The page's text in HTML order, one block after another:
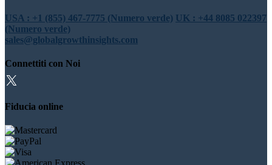
USA : +1 (855) 467-7775 (Numero verde) UK : +44 8085 022397
(Numero verde)
sales@globalgrowthinsights.com
Connettiti con Noi
Fiducia online